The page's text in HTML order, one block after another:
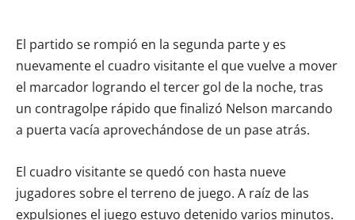
El partido se rompió en la segunda parte y es
nuevamente el cuadro visitante el que vuelve a mover
el marcador logrando el tercer gol de la noche, tras
un contragolpe rápido que finalizó Nelson marcando
a puerta vacía aprovechándose de un pase atrás.
El cuadro visitante se quedó con hasta nueve
jugadores sobre el terreno de juego. A raíz de las
expulsiones el juego estuvo detenido varios minutos.